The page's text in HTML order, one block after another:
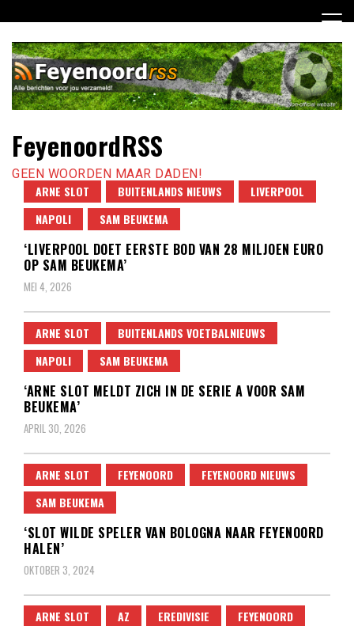
naar
inhoud
FeyenoordRSS
GEEN WOORDEN MAAR DADEN!
ARNE SLOT BUITENLANDS NIEUWS
LIVERPOOL
NAPOLI
SAM BEUKEMA
‘LIVERPOOL DOET EERSTE BOD VAN 28 MILJOEN EURO
OP SAM BEUKEMA’
MEI 4, 2026
ARNE SLOT
BUITENLANDS VOETBALNIEUWS
NAPOLI
SAM BEUKEMA
‘ARNE SLOT MELDT ZICH IN DE SERIE A VOOR SAM
BEUKEMA’
APRIL 30, 2026
ARNE SLOT FEYENOORD
FEYENOORD NIEUWS
SAM BEUKEMA
‘SLOT WILDE SPELER VAN BOLOGNA NAAR FEYENOORD
HALEN’
OKTOBER 3, 2024
ARNE SLOT AZ EREDIVISIE
FEYENOORD